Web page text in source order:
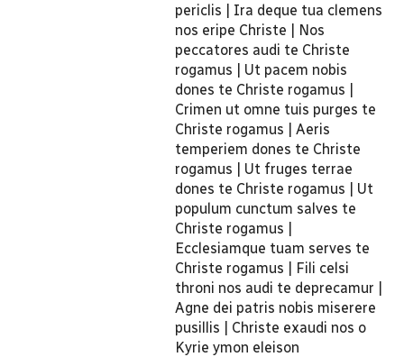
periclis | Ira deque tua clemens
nos eripe Christe | Nos
peccatores audi te Christe
rogamus | Ut pacem nobis
dones te Christe rogamus |
Crimen ut omne tuis purges te
Christe rogamus | Aeris
temperiem dones te Christe
rogamus | Ut fruges terrae
dones te Christe rogamus | Ut
populum cunctum salves te
Christe rogamus |
Ecclesiamque tuam serves te
Christe rogamus | Fili celsi
throni nos audi te deprecamur |
Agne dei patris nobis miserere
pusillis | Christe exaudi nos o
Kyrie ymon eleison